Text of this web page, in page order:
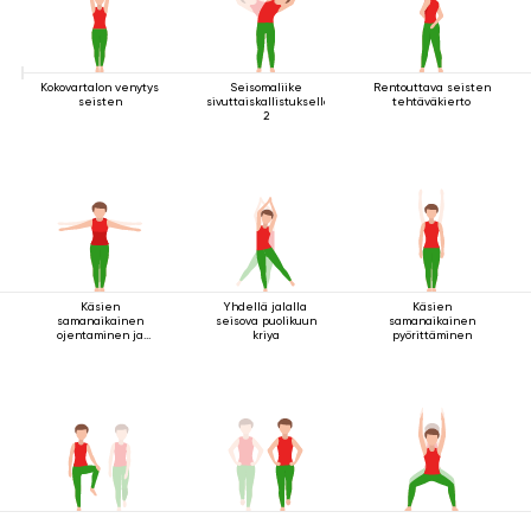
Kokovartalon venytys
seisten
Seisomaliike
sivuttaiskallistuksella
2
Rentouttava seisten
tehtäväkierto
Käsien
samanaikainen
ojentaminen ja
Yhdellä jalalla
seisova puolikuun
kriya
Käsien
samanaikainen
pyörittäminen